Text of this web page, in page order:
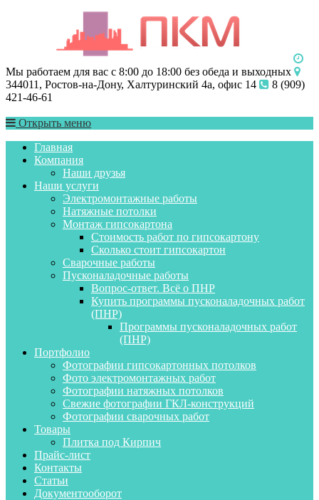
Мы работаем для вас с 8:00 до 18:00 без обеда и выходных
344011, Ростов-на-Дону, Халтуринский 4а, офис 14
8 (909)
421-46-61
Открыть меню
Главная
Компания
Наши друзья
Наши услуги
Электромонтажные работы
Натяжные потолки
Монтаж гипсокартона
Стоимость работ по гипсокартону
Сколько стоит гипсокартон
Сварочные работы
Пусконаладочные работы
Вопрос-ответ. Всё о ПНР
Купить программы пусконаладочных работ
(ПНР)
Программы пусконаладочных работ
(ПНР)
Портфолио
Фотографии гипсокартонных потолков
Фото электромонтажных работ
Фотографии натяжных потолков
Свежие фотографии ГКЛ-конструкций
Фотографии сварочных работ
Товары
Плитка под Кирпич
Прайс-лист
Контакты
Статьи
Документооборот